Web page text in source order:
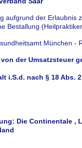
aufgrund der Erlaubnis
Bestallung
München
der Umsatzsteuer
i.S.d. nach § 18 Abs. 2
Die Continentale ,